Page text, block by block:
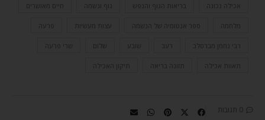
בריאות הגוף והנפש גוף ונשמה חיים מאושרים
מלחמה ספר אנטומיה של הנשמה עצות מעשיות פרעה
רבי נחמן מברסלב שובע שלום שרי פרעה
תאוות אכילה תזונה בריאה תיקון האכילה
0 תגובות